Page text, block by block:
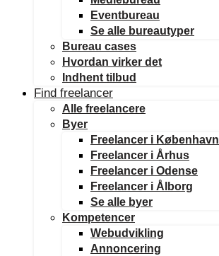
Eventbureau
Se alle bureautyper
Bureau cases
Hvordan virker det
Indhent tilbud
Find freelancer
Alle freelancere
Byer
Freelancer i København
Freelancer i Århus
Freelancer i Odense
Freelancer i Ålborg
Se alle byer
Kompetencer
Webudvikling
Annoncering